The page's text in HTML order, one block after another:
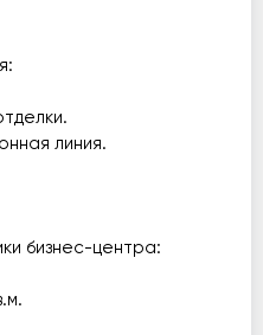
линия.
бизнес-центра: